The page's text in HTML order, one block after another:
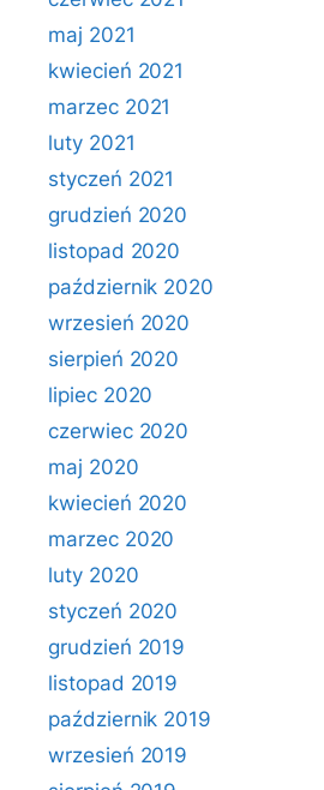
maj 2021
kwiecień 2021
marzec 2021
luty 2021
styczeń 2021
grudzień 2020
listopad 2020
październik 2020
wrzesień 2020
sierpień 2020
lipiec 2020
czerwiec 2020
maj 2020
kwiecień 2020
marzec 2020
luty 2020
styczeń 2020
grudzień 2019
listopad 2019
październik 2019
wrzesień 2019